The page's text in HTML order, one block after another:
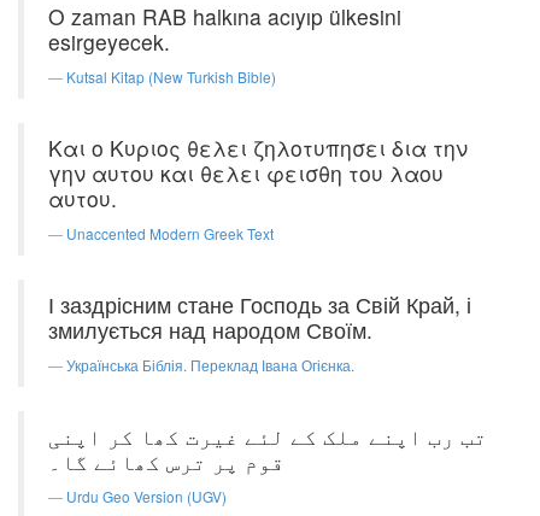
O zaman RAB halkına acıyıp ülkesini
esirgeyecek.
Kutsal Kitap (New Turkish Bible)
Και ο Κυριος θελει ζηλοτυπησει δια την
γην αυτου και θελει φεισθη του λαου
αυτου.
Unaccented Modern Greek Text
І заздрісним стане Господь за Свій Край, і
змилується над народом Своїм.
Українська Біблія. Переклад Івана Огієнка.
تب رب اپنے ملک کے لئے غیرت کھا کر اپنی
قوم پر ترس کھائے گا۔
Urdu Geo Version (UGV)